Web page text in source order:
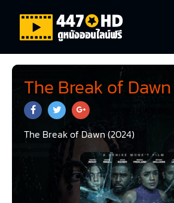
The Break of
The Break of Dawn (2024)